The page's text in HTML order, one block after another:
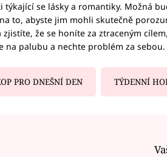
týkající se lásky a romantiky. Možná
to, abyste jim mohli skutečně
že se honíte za ztraceným
na palubu a nechte problém za sebou.
PRO DNEŠNÍ DEN TÝDENNÍ